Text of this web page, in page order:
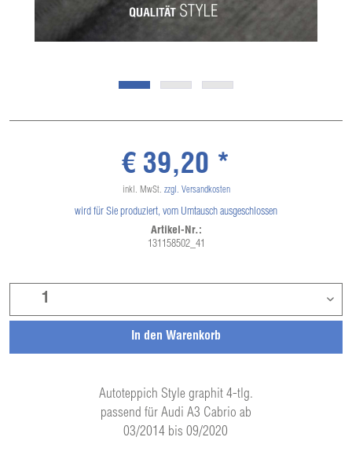
Autoteppich Style graphit 4-tlg.
passend für Audi A3 Cabrio ab
03/2014 bis 09/2020
In den Warenkorb
€ 39,20 *
inkl. MwSt. zzgl. Versandkosten
wird für Sie produziert, vom Umtausch ausgeschlossen
Artikel-Nr.:
131158502_41